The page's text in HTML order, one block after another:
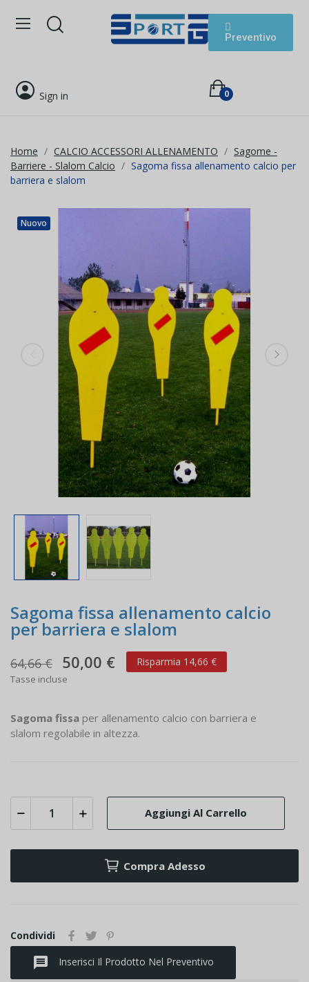
Preventivo
Sign in 0
Home CALCIO ACCESSORI ALLENAMENTO
Sagome -
Barriere - Slalom Calcio
Sagoma fissa allenamento calcio per
barriera e slalom
Nuovo
Sagoma fissa allenamento calcio
per barriera e slalom
64,66 € 50,00 € Risparmia 14,66 €
Tasse incluse
Sagoma fissa per allenamento calcio con barriera e
slalom regolabile in altezza.
Aggiungi Al Carrello
Compra Adesso
Condividi
message Inserisci Il Prodotto Nel Preventivo